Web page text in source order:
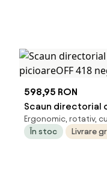
598,95 RON
Scaun directorial
picioareOFF 418
Ergonomic, rotativ,
În stoc
Livrare